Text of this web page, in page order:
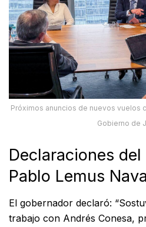
Próximos anuncios de nuevos vuelos
Gobierno de
Declaraciones
Pablo Lemus
El gobernador declaró:
trabajo con Andrés Conesa,